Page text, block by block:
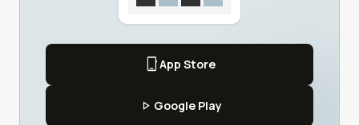
phone_iphoneApp Store
play_arrow Google Play